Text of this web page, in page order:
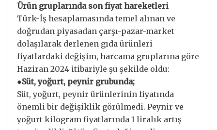
Ürün gruplarında son fiyat hareketleri
Türk-İş hesaplamasında temel alınan ve
doğrudan piyasadan çarşı-pazar-market
dolaşılarak derlenen gıda ürünleri
fiyatlardaki değişim, harcama gruplarına göre
Haziran 2024 itibariyle şu şekilde oldu:
●Süt, yoğurt, peynir grubunda;
Süt, yoğurt, peynir ürünlerinin fiyatında
önemli bir değişiklik görülmedi. Peynir ve
yoğurt kilogram fiyatlarında 1 liralık artış